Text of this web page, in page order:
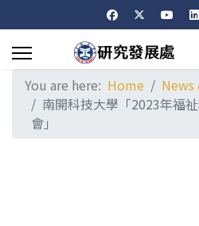
You are here: Home
News
南開科技大學「2023年福
會」